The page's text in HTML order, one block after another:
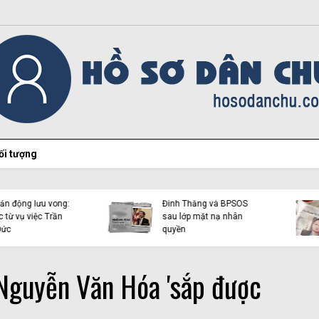
tượng
Việt Tân lại “chọc ngoáy”
bằng con mắt đôi tai dị
Tuệ và những luận điệu
dụng tôn giáo trên
Văn Hóa 'sắp được